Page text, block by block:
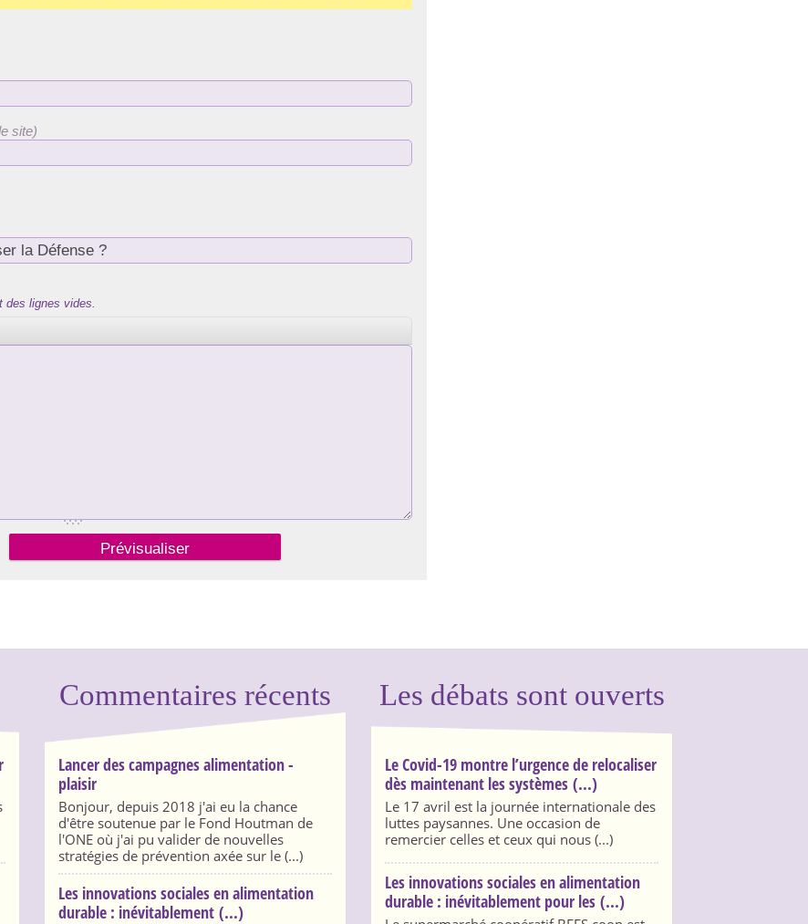
site)
des lignes vides.
Commentaires récents
Lancer des campagnes alimentation -
plaisir
Bonjour, depuis 2018 j'ai eu la chance
d'être soutenue par le Fond Houtman de
l'ONE où j'ai pu valider de nouvelles
stratégies de prévention axée sur le (...)
Les innovations sociales en alimentation
durable : inévitablement (...)
Les débats sont ouverts
Le Covid-19 montre l’urgence de relocaliser
dès maintenant les systèmes (...)
Le 17 avril est la journée internationale des
luttes paysannes. Une occasion de
remercier celles et ceux qui nous (...)
Les innovations sociales en alimentation
durable : inévitablement pour les (...)